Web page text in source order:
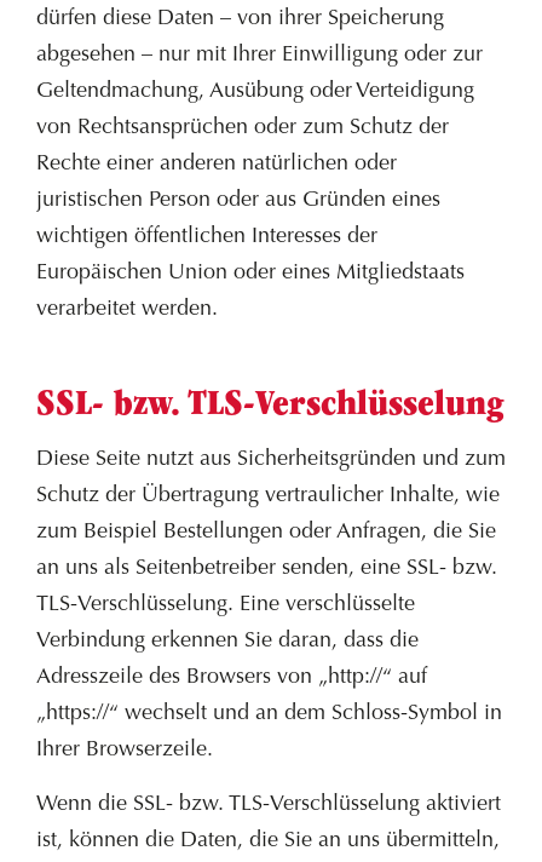
dürfen diese Daten – von ihrer Speicherung
abgesehen – nur mit Ihrer Einwilligung oder zur
Geltendmachung, Ausübung oder Verteidigung
von Rechtsansprüchen oder zum Schutz der
Rechte einer anderen natürlichen oder
juristischen Person oder aus Gründen eines
wichtigen öffentlichen Interesses der
Europäischen Union oder eines Mitgliedstaats
verarbeitet werden.
SSL- bzw. TLS-Verschlüsselung
Diese Seite nutzt aus Sicherheitsgründen und zum
Schutz der Übertragung vertraulicher Inhalte, wie
zum Beispiel Bestellungen oder Anfragen, die Sie
an uns als Seitenbetreiber senden, eine SSL- bzw.
TLS-Verschlüsselung. Eine verschlüsselte
Verbindung erkennen Sie daran, dass die
Adresszeile des Browsers von „http://“ auf
„https://“ wechselt und an dem Schloss-Symbol in
Ihrer Browserzeile.
Wenn die SSL- bzw. TLS-Verschlüsselung aktiviert
ist, können die Daten, die Sie an uns übermitteln,